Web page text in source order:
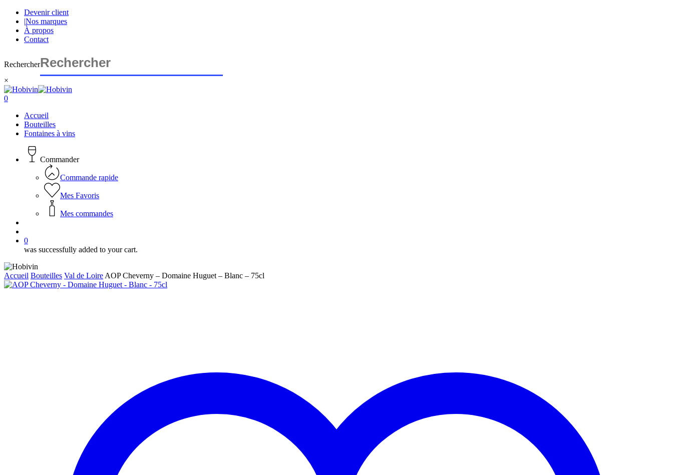
Skip
main
content
Devenir client
|Nos marques
À propos
Contact
Rechercher
×
Close
Search
search
account
0
Accueil
Bouteilles
Fontaines à vins
Commander
Commande rapide
Mes Favoris
Mes commandes
0
was successfully added to your cart.
Accueil Bouteilles Val de Loire AOP Cheverny – Domaine Huguet – Blanc – 75cl